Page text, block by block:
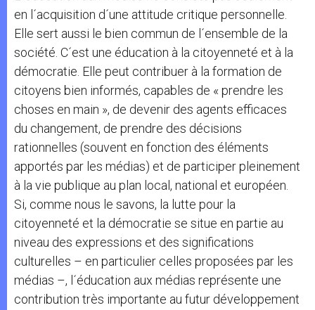
en l´acquisition d´une attitude critique personnelle.
Elle sert aussi le bien commun de l´ensemble de la
société. C´est une éducation à la citoyenneté et à la
démocratie. Elle peut contribuer à la formation de
citoyens bien informés, capables de « prendre les
choses en main », de devenir des agents efficaces
du changement, de prendre des décisions
rationnelles (souvent en fonction des éléments
apportés par les médias) et de participer pleinement
à la vie publique au plan local, national et européen.
Si, comme nous le savons, la lutte pour la
citoyenneté et la démocratie se situe en partie au
niveau des expressions et des significations
culturelles – en particulier celles proposées par les
médias –, l´éducation aux médias représente une
contribution très importante au futur développement